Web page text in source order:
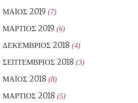
ΜΆΙΟΣ 2019 (7)
ΜΆΡΤΙΟΣ 2019 (6)
ΔΕΚΈΜΒΡΙΟΣ 2018 (4)
ΣΕΠΤΈΜΒΡΙΟΣ 2018 (3)
ΜΆΙΟΣ 2018 (8)
ΜΆΡΤΙΟΣ 2018 (5)